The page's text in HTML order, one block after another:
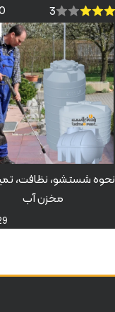
3
نحوه شستشو، نظافت،
مخزن آب